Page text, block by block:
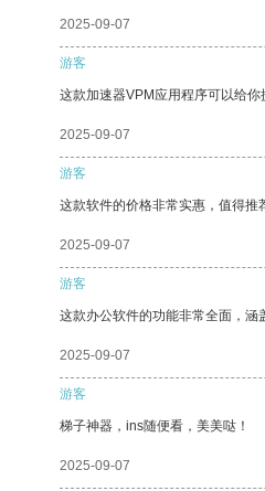
2025-09-07
游客
这款加速器VPM应用程序可以给你
2025-09-07
游客
这款软件的价格非常实惠，值得推
2025-09-07
游客
这款办公软件的功能非常全面，涵
2025-09-07
游客
梯子神器，ins随便看，美美哒！
2025-09-07